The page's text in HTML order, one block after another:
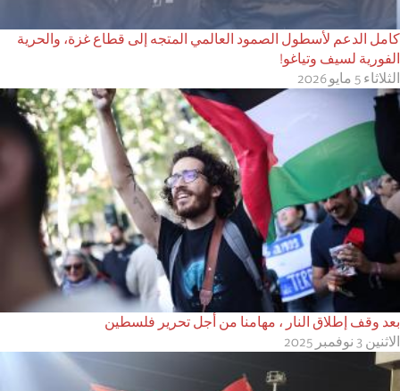
كامل الدعم لأسطول الصمود العالمي المتجه إلى قطاع غزة، والحرية
الفورية لسيف وتياغو!
الثلاثاء 5 مايو 2026
بعد وقف إطلاق النار ، مهامنا من أجل تحرير فلسطين
الاثنين 3 نوفمبر 2025